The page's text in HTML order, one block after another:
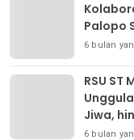
Palopo
6 bulan
RSU
Jiwa,
6 bulan